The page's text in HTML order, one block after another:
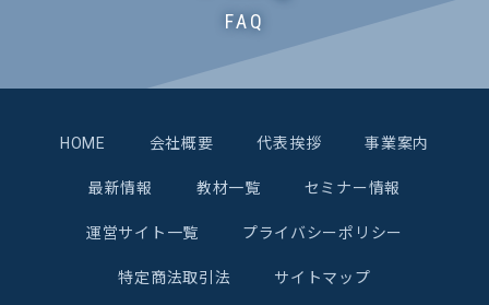
FAQ
HOME 会社概要 代表挨拶 事業案内
最新情報 教材一覧 セミナー情報
運営サイト一覧 プライバシーポリシー
特定商法取引法 サイトマップ